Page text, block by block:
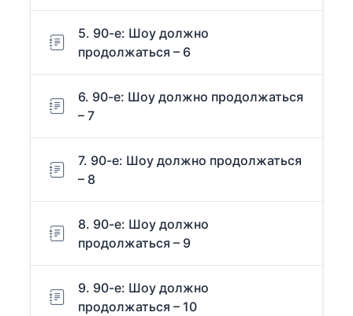
5. 90-е: Шоу должно
продолжаться – 6
6. 90-е: Шоу должно продолжаться
– 7
7. 90-е: Шоу должно продолжаться
– 8
8. 90-е: Шоу должно
продолжаться – 9
9. 90-е: Шоу должно
продолжаться – 10